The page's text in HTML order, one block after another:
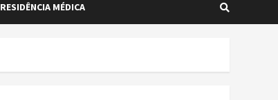
RESIDÊNCIA MÉDICA